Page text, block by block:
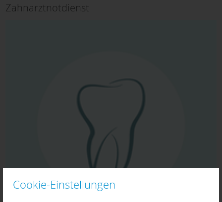
Cookie-Einstellungen
Hospiz und Palliativversorgung
Zahnarztnotdienst